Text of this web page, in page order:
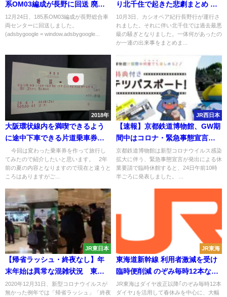
系OM03編成が長野に回送 廃車
を心配する声も
12月24日、185系OM03編成が長野総合車
両センターに回送しました。
(adsbygoogle = window.adsbygoogle...
り北千住で起きた悲劇まとめ 警
察が異例の呼び掛けをするも心
には届かず暴言
10月3日、カシオペア紀行長野行が運行さ
れました。それに伴い北千住では過去最悪
級の騒ぎとなりました。一体何があったの
か一連の出来事をまとめま...
2018年
大阪環状線内を満喫できるよう
に途中下車できる片道乗車券を
作って旅行してみた
今回は変わった乗車券を作って旅行し
てみたので紹介したいと思います。 2年
前の夏の内容となりますので現在と違うと
ころはありますがご...
JR西日本
【速報】京都鉄道博物館、GW期
間中はコロナ・緊急事態宣言で
臨時休館
京都鉄道博物館は新型コロナウイルス感染
拡大に伴う、緊急事態宣言が発出による休
業要請で臨時休館すると、24日午前10時
半ごろに発表しました。 ...
JR東日本
【帰省ラッシュ・終夜なし】年
末年始は異常な混雑状況 東京
駅では空席表示のみ
2020年12月31日、新型コロナウイルスが
無かった例年では「帰省ラッシュ」「終夜
JR東海
東海道新幹線 利用者激減を受け
臨時便削減 のぞみ毎時12本なら
ず
JR東海はダイヤ改正以降｢のぞみ毎時12本
ダイヤ｣を活用して春休みを中心に、大幅